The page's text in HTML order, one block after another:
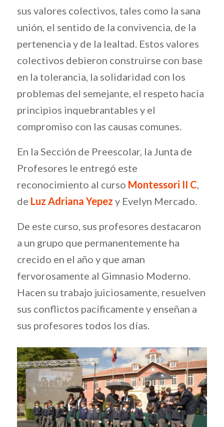
sus valores colectivos, tales como la sana
unión, el sentido de la convivencia, de la
pertenencia y de la lealtad. Estos valores
colectivos debieron construirse con base
en la tolerancia, la solidaridad con los
problemas del semejante, el respeto hacia
principios inquebrantables y el
compromiso con las causas comunes.
En la Sección de Preescolar, la Junta de
Profesores le entregó este
reconocimiento al curso Montessori II C,
de Luz Adriana Yepez y Evelyn Mercado.
De este curso, sus profesores destacaron
a un grupo que permanentemente ha
crecido en el año y que aman
fervorosamente al Gimnasio Moderno.
Hacen su trabajo juiciosamente, resuelven
sus conflictos pacíficamente y enseñan a
sus profesores todos los días.